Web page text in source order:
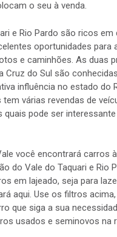
oportunidades para
e caminhões. As duas
Cruz do Sul são
influência no estado do
várias revendas de
quais pode ser interessante
do Vale do Taquari e Rio
em lajeado, seja para
aqui. Use os filtros
que siga a sua
usados e seminovos na